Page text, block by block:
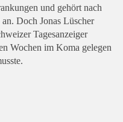
und gehört nach
Doch Jonas Lüscher
Tagesanzeiger
Wochen im Koma gelegen